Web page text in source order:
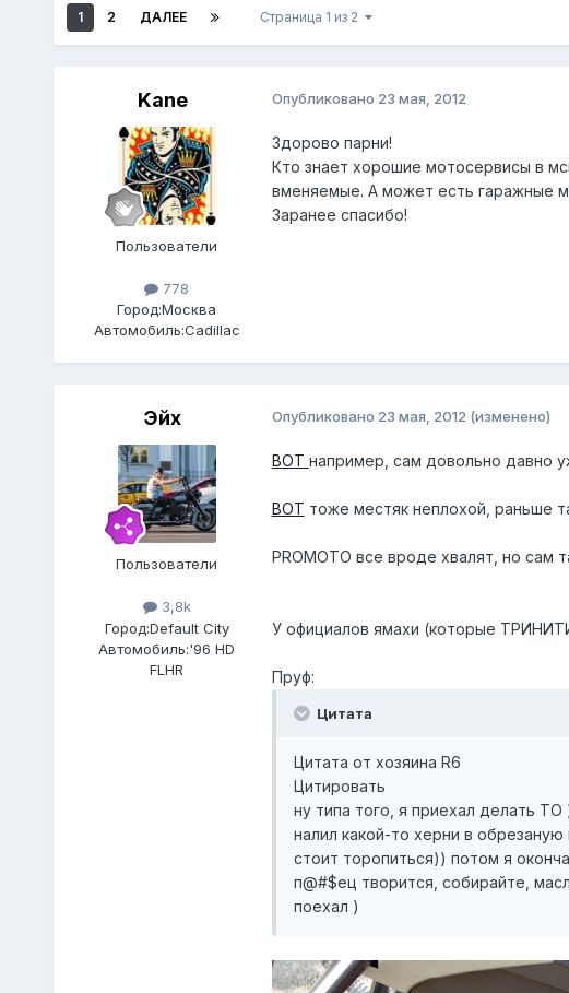
1 2 ДАЛЕЕ Страница 1 из 2
Kane
Пользователи
778
Город:Москва
Автомобиль:Cadillaс
Опубликовано 23 мая, 2012
Здорово парни!
Кто знает хорошие мотосервисы в
вменяемые. А может есть гаражные
Заранее спасибо!
Эйх
Пользователи
3,8k
Город:Default City
Автомобиль:'96 HD
FLHR
Опубликовано 23 мая, 2012 (изменено)
ВОТ например, сам довольно давно
ВОТ тоже местяк неплохой, раньше
PROMOTO все вроде хвалят, но сам
У официалов ямахи (которые
Пруф:
Цитата
Цитата от хозяина R6
Цитировать
ну типа того, я приехал делать
налил какой-то херни в
стоит торопиться)) потом я
п@#$ец творится, собирайте,
поехал )